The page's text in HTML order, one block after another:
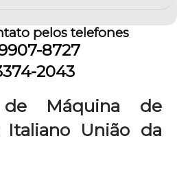
pelos telefones
8727
2043
de Máquina de
Italiano União da